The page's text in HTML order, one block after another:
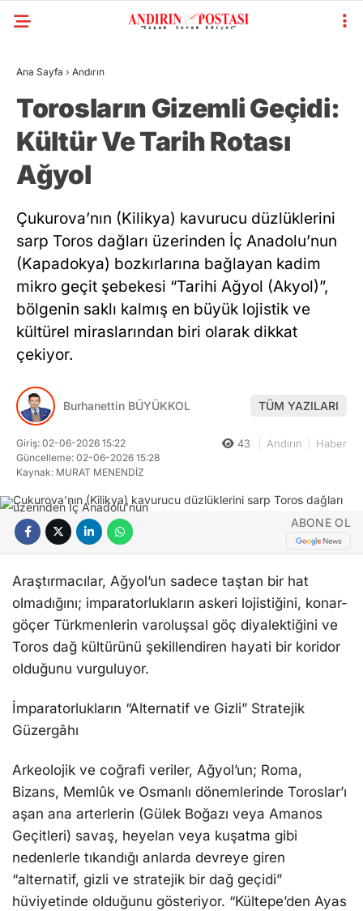
Ana Sayfa › Andırın
Torosların Gizemli Geçidi:
Kültür Ve Tarih Rotası
Ağyol
Çukurova’nın (Kilikya) kavurucu düzlüklerini
sarp Toros dağları üzerinden İç Anadolu’nun
(Kapadokya) bozkırlarına bağlayan kadim
mikro geçit şebekesi “Tarihi Ağyol (Akyol)”,
bölgenin saklı kalmış en büyük lojistik ve
kültürel miraslarından biri olarak dikkat
çekiyor.
Burhanettin BÜYÜKKOL TÜM YAZILARI
Giriş: 02-06-2026 15:22
Güncelleme: 02-06-2026 15:28
Kaynak: MURAT MENENDİZ
43 Andırın Haber
ABONE OL
Araştırmacılar, Ağyol’un sadece taştan bir hat
olmadığını; imparatorlukların askeri lojistiğini, konar-
göçer Türkmenlerin varoluşsal göç diyalektiğini ve
Toros dağ kültürünü şekillendiren hayati bir koridor
olduğunu vurguluyor.
İmparatorlukların “Alternatif ve Gizli” Stratejik
Güzergâhı
Arkeolojik ve coğrafi veriler, Ağyol’un; Roma,
Bizans, Memlûk ve Osmanlı dönemlerinde Toroslar’ı
aşan ana arterlerin (Gülek Boğazı veya Amanos
Geçitleri) savaş, heyelan veya kuşatma gibi
nedenlerle tıkandığı anlarda devreye giren
“alternatif, gizli ve stratejik bir dağ geçidi”
hüviyetinde olduğunu gösteriyor. “Kültepe’den Ayas